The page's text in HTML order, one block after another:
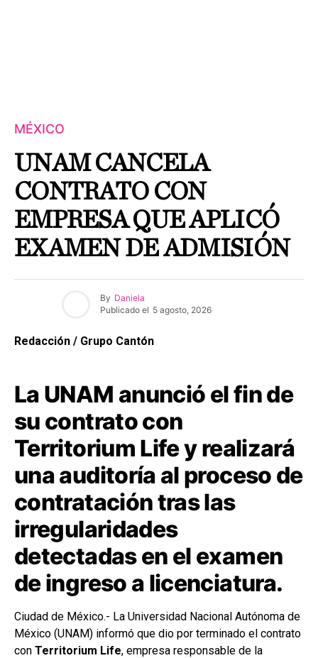
MÉXICO
UNAM CANCELA
CONTRATO CON
EMPRESA QUE APLICÓ
EXAMEN DE ADMISIÓN
By Daniela
Publicado el 5 agosto, 2026
Redacción / Grupo Cantón
La UNAM anunció el fin de
su contrato con
Territorium Life y realizará
una auditoría al proceso de
contratación tras las
irregularidades
detectadas en el examen
de ingreso a licenciatura.
Ciudad de México.- La Universidad Nacional Autónoma de
México (UNAM) informó que dio por terminado el contrato
con Territorium Life, empresa responsable de la